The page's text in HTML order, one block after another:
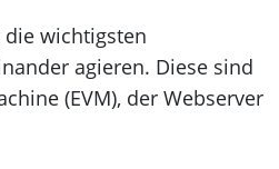
die wichtigsten
agieren. Diese sind
(EVM), der Webserver